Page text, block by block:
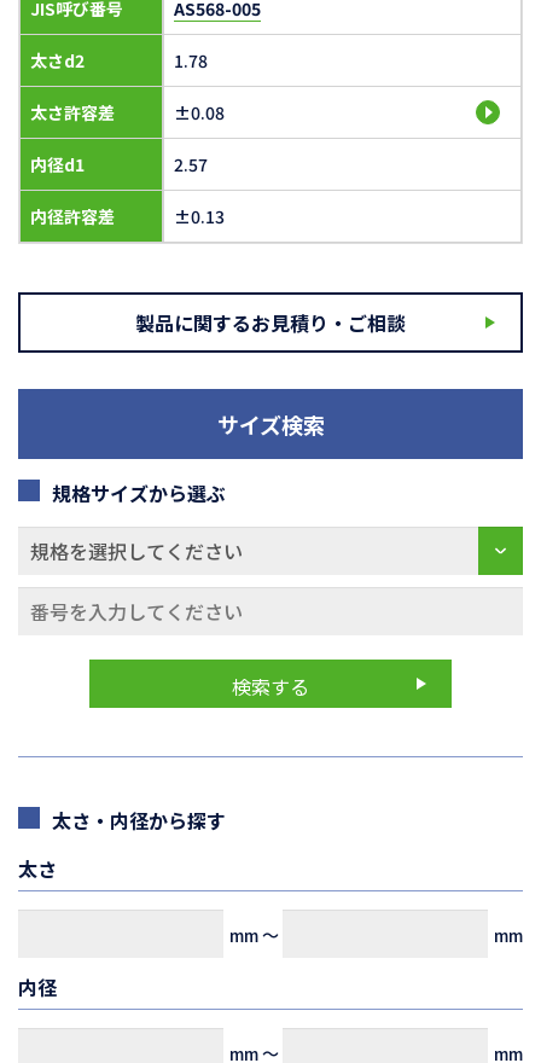
JIS呼び番号
太さd2
太さ許容差
内径d1
内径許容差
AS568-005
1.78
±0.08
2.57
±0.13
製品に関するお見積り・ご相談
サイズ検索
規格サイズから選ぶ
太さ・内径から探す
太さ
mm～ mm
内径
mm～ mm